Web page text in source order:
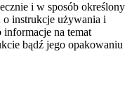
i w sposób określony
o instrukcje używania i
informacje na temat
bądź jego opakowaniu